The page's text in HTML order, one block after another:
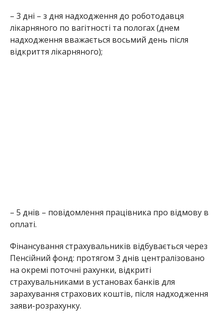
– 3 дні – з дня надходження до роботодавця
лікарняного по вагітності та пологах (днем
надходження вважається восьмий день після
відкриття лікарняного);
– 5 днів – повідомлення працівника про відмову в
оплаті.
Фінансування страхувальників відбувається через
Пенсійний фонд: протягом 3 днів централізовано
на окремі поточні рахунки, відкриті
страхувальниками в установах банків для
зарахування страхових коштів, після надходження
заяви-розрахунку.